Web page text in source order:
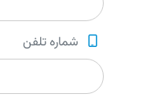
شماره تلفن